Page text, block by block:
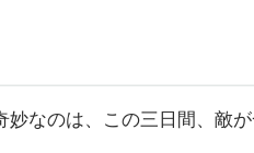
なのは、この三日間、敵